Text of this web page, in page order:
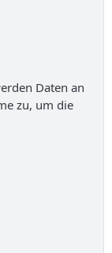
Daten an
zu, um die